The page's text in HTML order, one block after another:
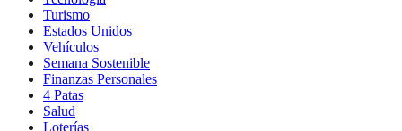
Turismo
Estados Unidos
Vehículos
Semana Sostenible
Finanzas Personales
4 Patas
Salud
Loterías